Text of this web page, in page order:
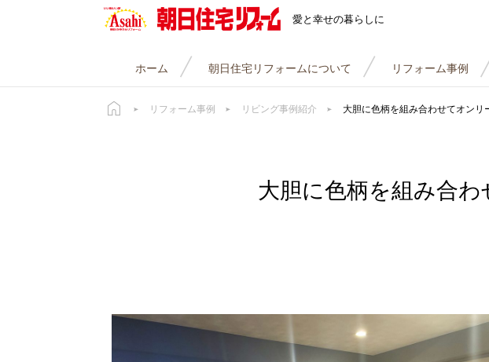
愛と幸せの暮らしに
ホーム 朝日住宅リフォームについて リフォーム事例
リフォーム事例 リビング事例紹介 大胆に色柄を組み合わせてオンリ
大胆に色柄を組み合